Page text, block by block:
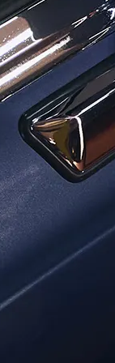
ORPHELIA
Gelbgold 18K